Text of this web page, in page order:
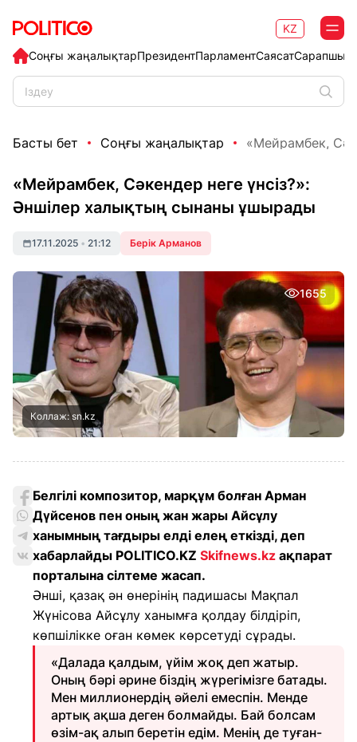
Соңғы жаңалықтарПрезидентПарламентСаясат
KZ
Басты бет Соңғы жаңалықтар «Мейрамбек,
«Мейрамбек, Сәкендер неге үнсіз?»:
Әншілер халықтың сынаны ұшырады
17.11.2025 • 21:12 Берік Арманов
1655
Коллаж: sn.kz
Белгілі композитор, марқұм болған Арман
Дүйсенов пен оның жан жары Айсұлу
ханымның тағдыры елді елең еткізді, деп
хабарлайды POLITICO.KZ Skifnews.kz ақпарат
порталына сілтеме жасап.
Әнші, қазақ ән өнерінің падишасы Мақпал
Жүнісова Айсұлу ханымға қолдау білдіріп,
көпшілікке оған көмек көрсетуді сұрады.
«Далада қалдым, үйім жоқ деп жатыр.
Оның бәрі әрине біздің жүрегімізге батады.
Мен миллионердің әйелі емеспін. Менде
артық ақша деген болмайды. Бай болсам
өзім-ақ алып беретін едім. Менің де туған-